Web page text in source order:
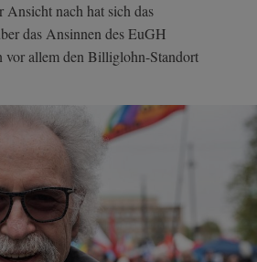
Ansicht nach hat sich das
das Ansinnen des EuGH
vor allem den Billiglohn-Standort